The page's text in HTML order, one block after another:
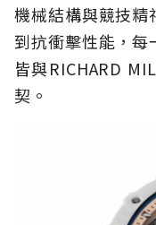
機械結構與競技精
到抗衝擊性能，每
皆與RICHARD
契。